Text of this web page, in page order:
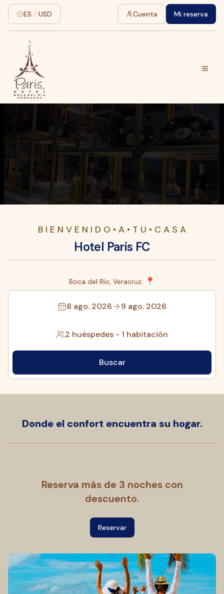
ES / USD Cuenta Mi reserva
B I E N V E N I D O • A • T U • C A S A
Hotel Paris FC
Boca del Río, Veracruz. 📍
8 ago. 2026 9 ago. 2026
2 huéspedes - 1 habitación
Buscar
Donde el confort encuentra su hogar.
Reserva más de 3 noches con
descuento.
Reservar